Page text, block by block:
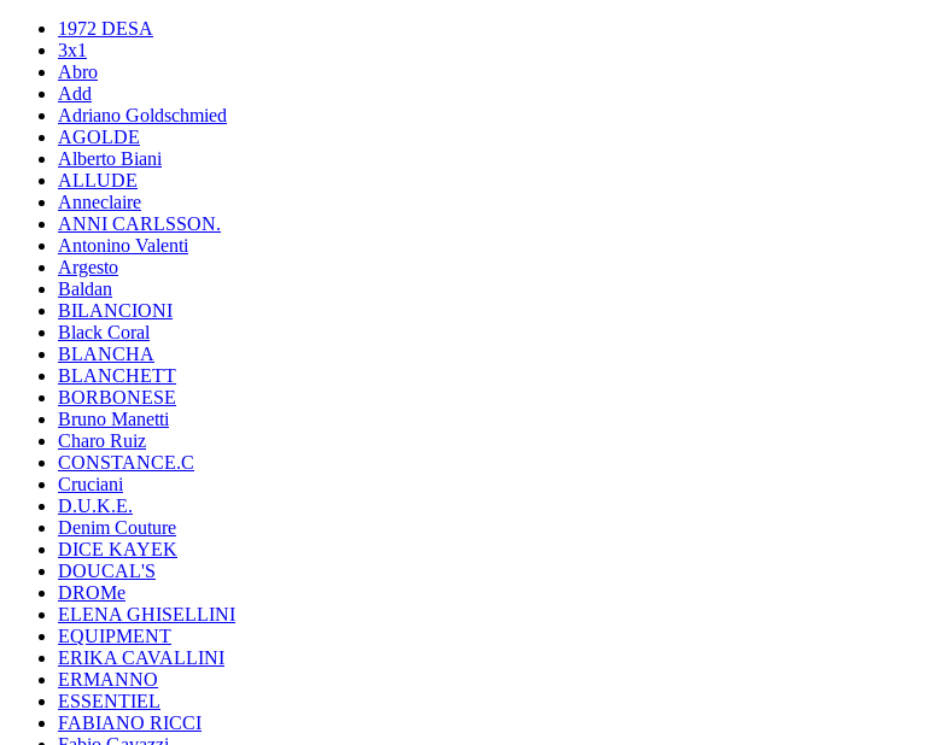
1972 DESA
3x1
Abro
Add
Adriano Goldschmied
AGOLDE
Alberto Biani
ALLUDE
Anneclaire
ANNI CARLSSON.
Antonino Valenti
Argesto
Baldan
BILANCIONI
Black Coral
BLANCHA
BLANCHETT
BORBONESE
Bruno Manetti
Charo Ruiz
CONSTANCE.C
Cruciani
D.U.K.E.
Denim Couture
DICE KAYEK
DOUCAL'S
DROMe
ELENA GHISELLINI
EQUIPMENT
ERIKA CAVALLINI
ERMANNO
ESSENTIEL
FABIANO RICCI